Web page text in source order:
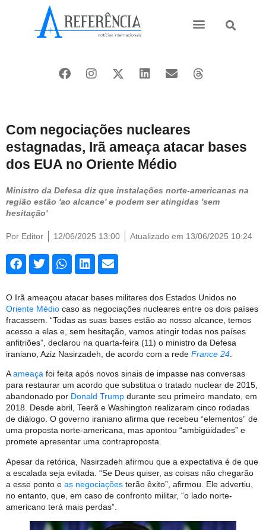
Com negociações nucleares
estagnadas, Irã ameaça atacar bases
dos EUA no Oriente Médio
Ministro da Defesa diz que instalações norte-americanas na
região estão 'ao alcance' e podem ser atingidas 'sem
hesitação'
Por Editor 12/06/2025 13:00 Atualizado em 13/06/2025 10:24
O Irã ameaçou atacar bases militares dos Estados Unidos no
Oriente Médio caso as negociações nucleares entre os dois países
fracassem. “Todas as suas bases estão ao nosso alcance, temos
acesso a elas e, sem hesitação, vamos atingir todas nos países
anfitriões”, declarou na quarta-feira (11) o ministro da Defesa
iraniano, Aziz Nasirzadeh, de acordo com a rede France 24
Aameaça foi feita após novos sinais de impasse nas conversas
para restaurar um acordo que substitua o tratado nuclear de 2015,
abandonado por Donald Trump durante seu primeiro mandato, em
2018. Desde abril, Teerã e Washington realizaram cinco rodadas
de diálogo. O governo iraniano afirma que recebeu “elementos” de
uma proposta norte-americana, mas apontou “ambigüidades” e
promete apresentar uma contraproposta.
Apesar da retórica, Nasirzadeh afirmou que a expectativa é de que
a escalada seja evitada. “Se Deus quiser, as coisas não chegarão
a esse ponto e as negociações terão êxito”, afirmou. Ele advertiu,
no entanto, que, em caso de confronto militar, “o lado norte-
americano terá mais perdas”.